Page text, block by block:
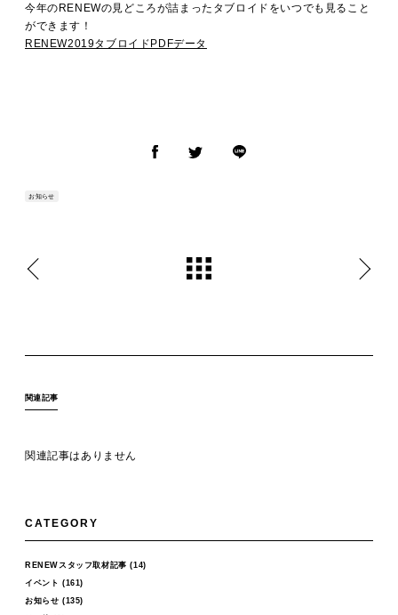
今年のRENEWの見どころが詰まったタブロイドをいつでも見ること
ができます！
RENEW2019タブロイドPDFデータ
お知らせ
関連記事
関連記事はありません
CATEGORY
RENEWスタッフ取材記事 (14)
イベント (161)
お知らせ (135)